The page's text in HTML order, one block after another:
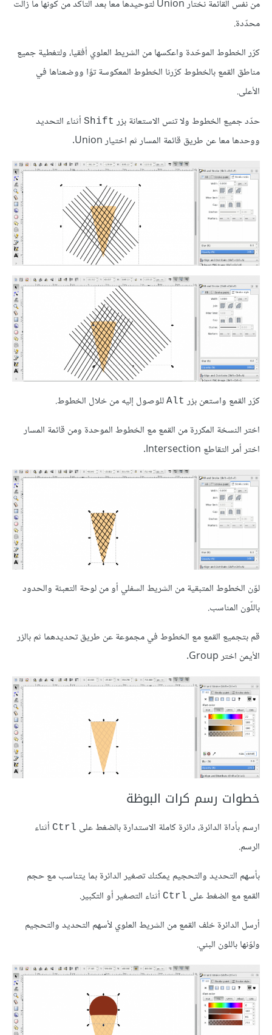
من نفس القائمة نختار Union لتوحيدها معا بعد التأكد من كونها ما زالت
محدّدة.
كرّر الخطوط الموحّدة واعكسها من الشريط العلوي أفقيا، ولتغطية جميع
مناطق القمع بالخطوط كرّرنا الخطوط المعكوسة توًا ووضعناها في
الأعلى.
حدّد جميع الخطوط ولا تنس الاستعانة بزر Shift أثناء التحديد
ووحدها معا عن طريق قائمة المسار ثم اختيار Union.
كرّر القمع واستعن بزر Alt للوصول إليه من خلال الخطوط.
اختر النسخة المكررة من القمع مع الخطوط الموحدة ومن قائمة المسار
اختر أمر التقاطع Intersection.
لوّن الخطوط المتبقية من الشريط السفلي أو من لوحة التعبئة والحدود
باللّون المناسب.
قم بتجميع القمع مع الخطوط في مجموعة عن طريق تحديدهما ثم بالزر
الأيمن اختر Group.
خطوات رسم كرات البوظة
ارسم بأداة الدائرة، دائرة كاملة الاستدارة بالضغط على Ctrl أثناء
الرسم.
بأسهم التحديد والتحجيم يمكنك تصغير الدائرة بما يتناسب مع حجم
القمع مع الضغط على Ctrl أثناء التصغير أو التكبير.
أرسل الدائرة خلف القمع من الشريط العلوي لأسهم التحديد والتحجيم
ولوّنها باللون البني.